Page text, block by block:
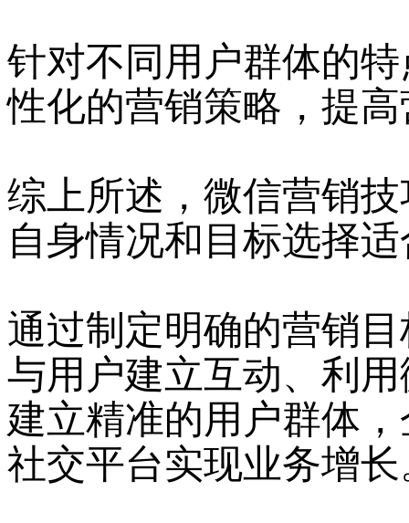
针对不同用户群体的
性化的营销策略，提
综上所述，微信营销
自身情况和目标选择
通过制定明确的营销
与用户建立互动、利
建立精准的用户群体
社交平台实现业务增长